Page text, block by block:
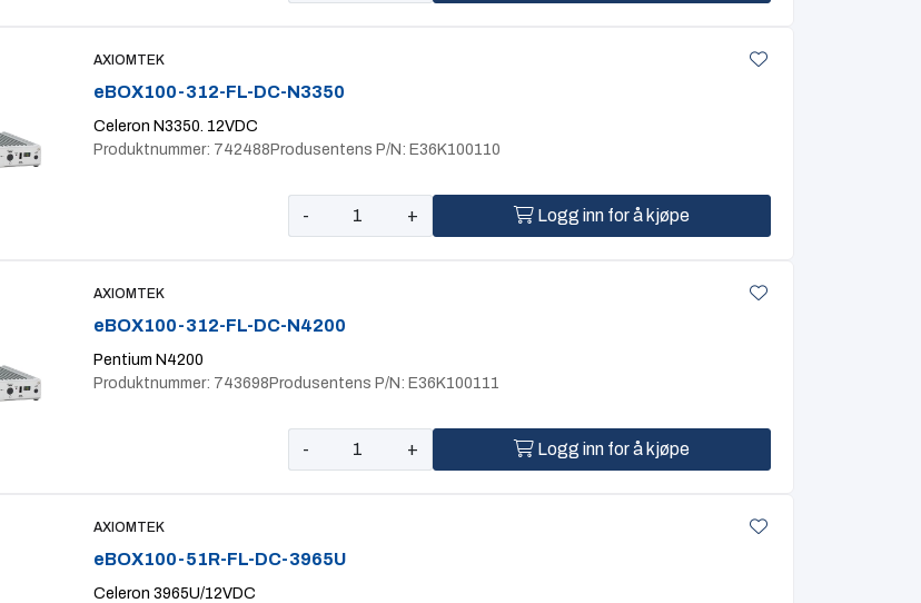
AXIOMTEK
eBOX100-312-FL-DC-N3350
Celeron N3350. 12VDC
Produktnummer: 742488Produsentens P/N: E36K100110
- + Logg inn for å kjøpe
AXIOMTEK
eBOX100-312-FL-DC-N4200
Pentium N4200
Produktnummer: 743698Produsentens P/N: E36K100111
- + Logg inn for å kjøpe
AXIOMTEK
eBOX100-51R-FL-DC-3965U
Celeron 3965U/12VDC